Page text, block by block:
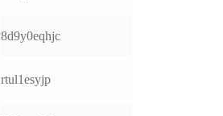
8d9y0eqhjc
rtul1esyjp